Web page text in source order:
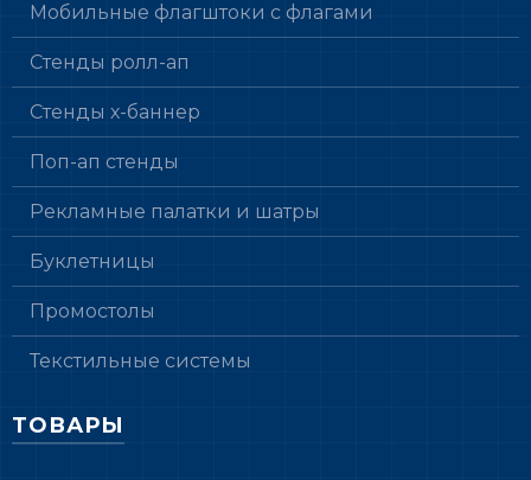
Мобильные флагштоки с флагами
Стенды ролл-ап
Стенды х-баннер
Поп-ап стенды
Рекламные палатки и шатры
Буклетницы
Промостолы
Текстильные системы
ТОВАРЫ